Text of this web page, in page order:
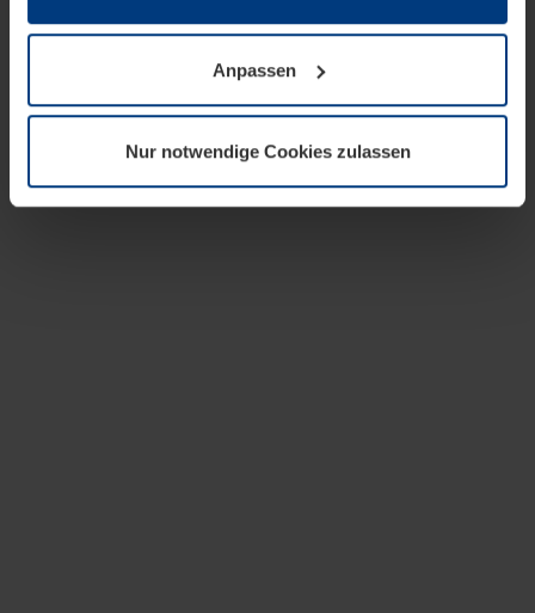
wenn diese für den Betrieb dieser Seite unbedingt
notwendig sind. Für alle anderen Cookie-Typen benötigen
wir Ihre Erlaubnis. Ihre Einwilligung können Sie jederzeit
Datenschutzerklärungunserer Website ändern oder
widerrufen.
Anpassen
Nur notwendige Cookies zulassen